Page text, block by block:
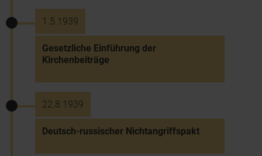
1.5.1939
Gesetzliche Einführung der
Kirchenbeiträge
22.8.1939
Deutsch-russischer Nichtangriffspakt